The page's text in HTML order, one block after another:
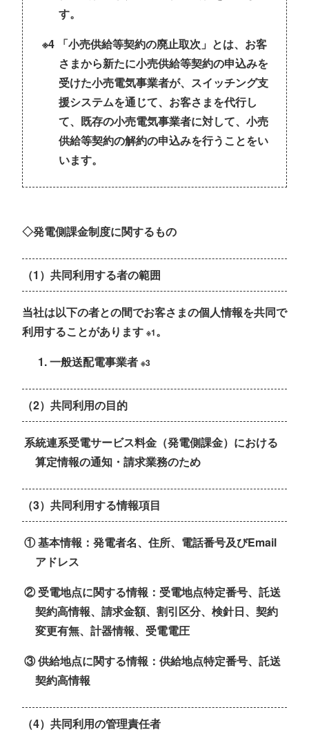
す。
※4 「小売供給等契約の廃止取次」とは、お客
さまから新たに小売供給等契約の申込みを
受けた小売電気事業者が、スイッチング支
援システムを通じて、お客さまを代行し
て、既存の小売電気事業者に対して、小売
供給等契約の解約の申込みを行うことをい
います。
◇発電側課金制度に関するもの
（1）共同利用する者の範囲
当社は以下の者との間でお客さまの個人情報を共同で
利用することがあります ※1。
一般送配電事業者 ※3
（2）共同利用の目的
系統連系受電サービス料金（発電側課金）における
算定情報の通知・請求業務のため
（3）共同利用する情報項目
① 基本情報：発電者名、住所、電話番号及びEmail
アドレス
② 受電地点に関する情報：受電地点特定番号、託送
契約高情報、請求金額、割引区分、検針日、契約
変更有無、計器情報、受電電圧
③ 供給地点に関する情報：供給地点特定番号、託送
契約高情報
（4）共同利用の管理責任者